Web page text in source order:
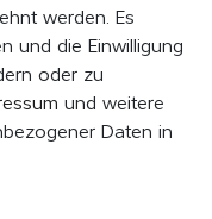
Abonnieren
gelesen
werden. Es
und die Einwilligung
oder zu
und weitere
Daten in